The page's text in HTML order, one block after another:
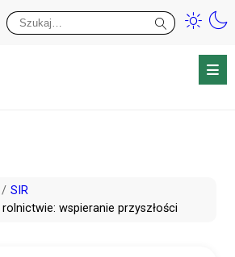
SIR
wspieranie przyszłości